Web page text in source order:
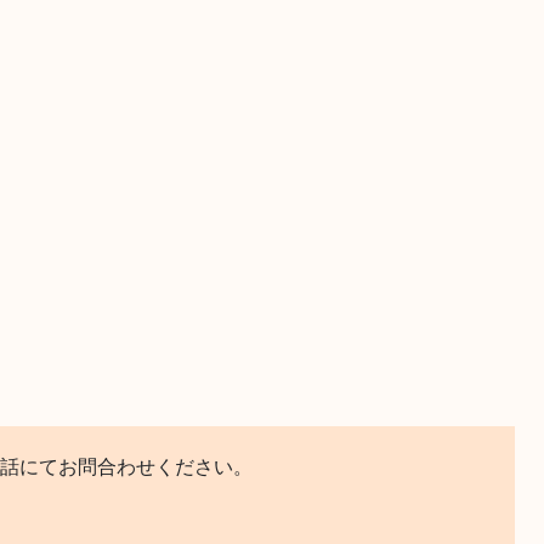
にてお問合わせください。